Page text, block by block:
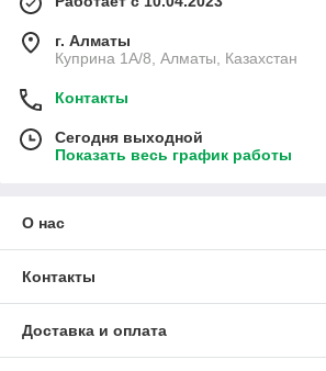
г. Алматы
Куприна 1A/8, Алматы, Казахстан
Контакты
Сегодня выходной
Показать весь график работы
О нас
Контакты
Доставка и оплата